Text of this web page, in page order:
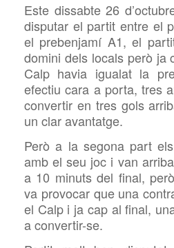
Este dissabte 26
disputar el partit entre el
el prebenjamí A1, el
domini dels locals però ja
Calp havia igualat la
efectiu cara a porta, tres
convertir en tres gols
un clar avantatge.
Però a la segona part
amb el seu joc i van
a 10 minuts del final,
va provocar que una
el Calp i ja cap al final,
a convertir-se.